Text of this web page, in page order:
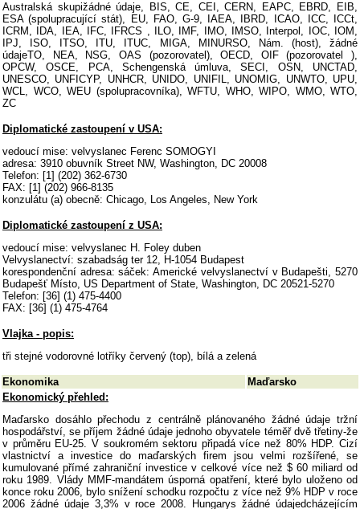
Australská skupižádné údaje, BIS, CE, CEI, CERN, EAPC, EBRD, EIB,
ESA (spolupracující stát), EU, FAO, G-9, IAEA, IBRD, ICAO, ICC, ICCt,
ICRM, IDA, IEA, IFC, IFRCS , ILO, IMF, IMO, IMSO, Interpol, IOC, IOM,
IPJ, ISO, ITSO, ITU, ITUC, MIGA, MINURSO, Nám. (host), žádné
údajeTO, NEA, NSG, OAS (pozorovatel), OECD, OIF (pozorovatel ),
OPCW, OSCE, PCA, Schengenská úmluva, SECI, OSN, UNCTAD,
UNESCO, UNFICYP, UNHCR, UNIDO, UNIFIL, UNOMIG, UNWTO, UPU,
WCL, WCO, WEU (spolupracovníka), WFTU, WHO, WIPO, WMO, WTO,
ZC
Diplomatické zastoupení v USA:
vedoucí mise: velvyslanec Ferenc SOMOGYI
adresa: 3910 obuvník Street NW, Washington, DC 20008
Telefon: [1] (202) 362-6730
FAX: [1] (202) 966-8135
konzulátu (a) obecně: Chicago, Los Angeles, New York
Diplomatické zastoupení z USA:
vedoucí mise: velvyslanec H. Foley duben
Velvyslanectví: szabadság ter 12, H-1054 Budapest
korespondenční adresa: sáček: Americké velvyslanectví v Budapešti, 5270
Budapešť Místo, US Department of State, Washington, DC 20521-5270
Telefon: [36] (1) 475-4400
FAX: [36] (1) 475-4764
Vlajka - popis:
tři stejné vodorovné lotříky červený (top), bílá a zelená
Ekonomika
Maďarsko
Ekonomický přehled:
Maďarsko dosáhlo přechodu z centrálně plánovaného žádné údaje tržní
hospodářství, se příjem žádné údaje jednoho obyvatele téměř dvě třetiny-že
v průměru EU-25. V soukromém sektoru připadá více než 80% HDP. Cizí
vlastnictví a investice do maďarských firem jsou velmi rozšířené, se
kumulované přímé zahraniční investice v celkové více než $ 60 miliard od
roku 1989. Vlády MMF-mandátem úsporná opatření, které bylo uloženo od
konce roku 2006, bylo snížení schodku rozpočtu z více než 9% HDP v roce
2006 žádné údaje 3,3% v roce 2008. Hungarys žádné údajedcházejícím